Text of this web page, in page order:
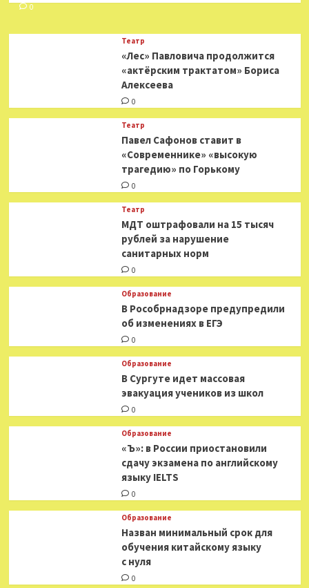
Красноярске
о
0
Театр
«Лес» Павловича продолжится
«актёрским трактатом» Бориса
Алексеева
0
Театр
Павел Сафонов ставит в
«Современнике» «высокую
трагедию» по Горькому
0
Театр
МДТ оштрафовали на 15 тысяч
рублей за нарушение
санитарных норм
0
Образование
В Рособрнадзоре предупредили
об изменениях в ЕГЭ
0
Образование
В Сургуте идет массовая
эвакуация учеников из школ
0
Образование
«Ъ»: в России приостановили
сдачу экзамена по английскому
языку IELTS
0
Образование
Назван минимальный срок для
обучения китайскому языку
с нуля
0